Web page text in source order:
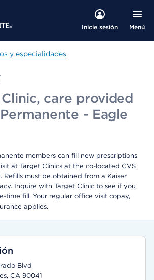
Inicie sesión Menú
y especialidades
y especialidades
care provided
- Eagle
members can fill new prescriptions
at Target Clinics at the co-located CVS
Refills must be obtained from a Kaiser
Inquire with Target Clinic to see if you
time fill. Your regular office visit copay,
applies.
Blvd
CA 90041